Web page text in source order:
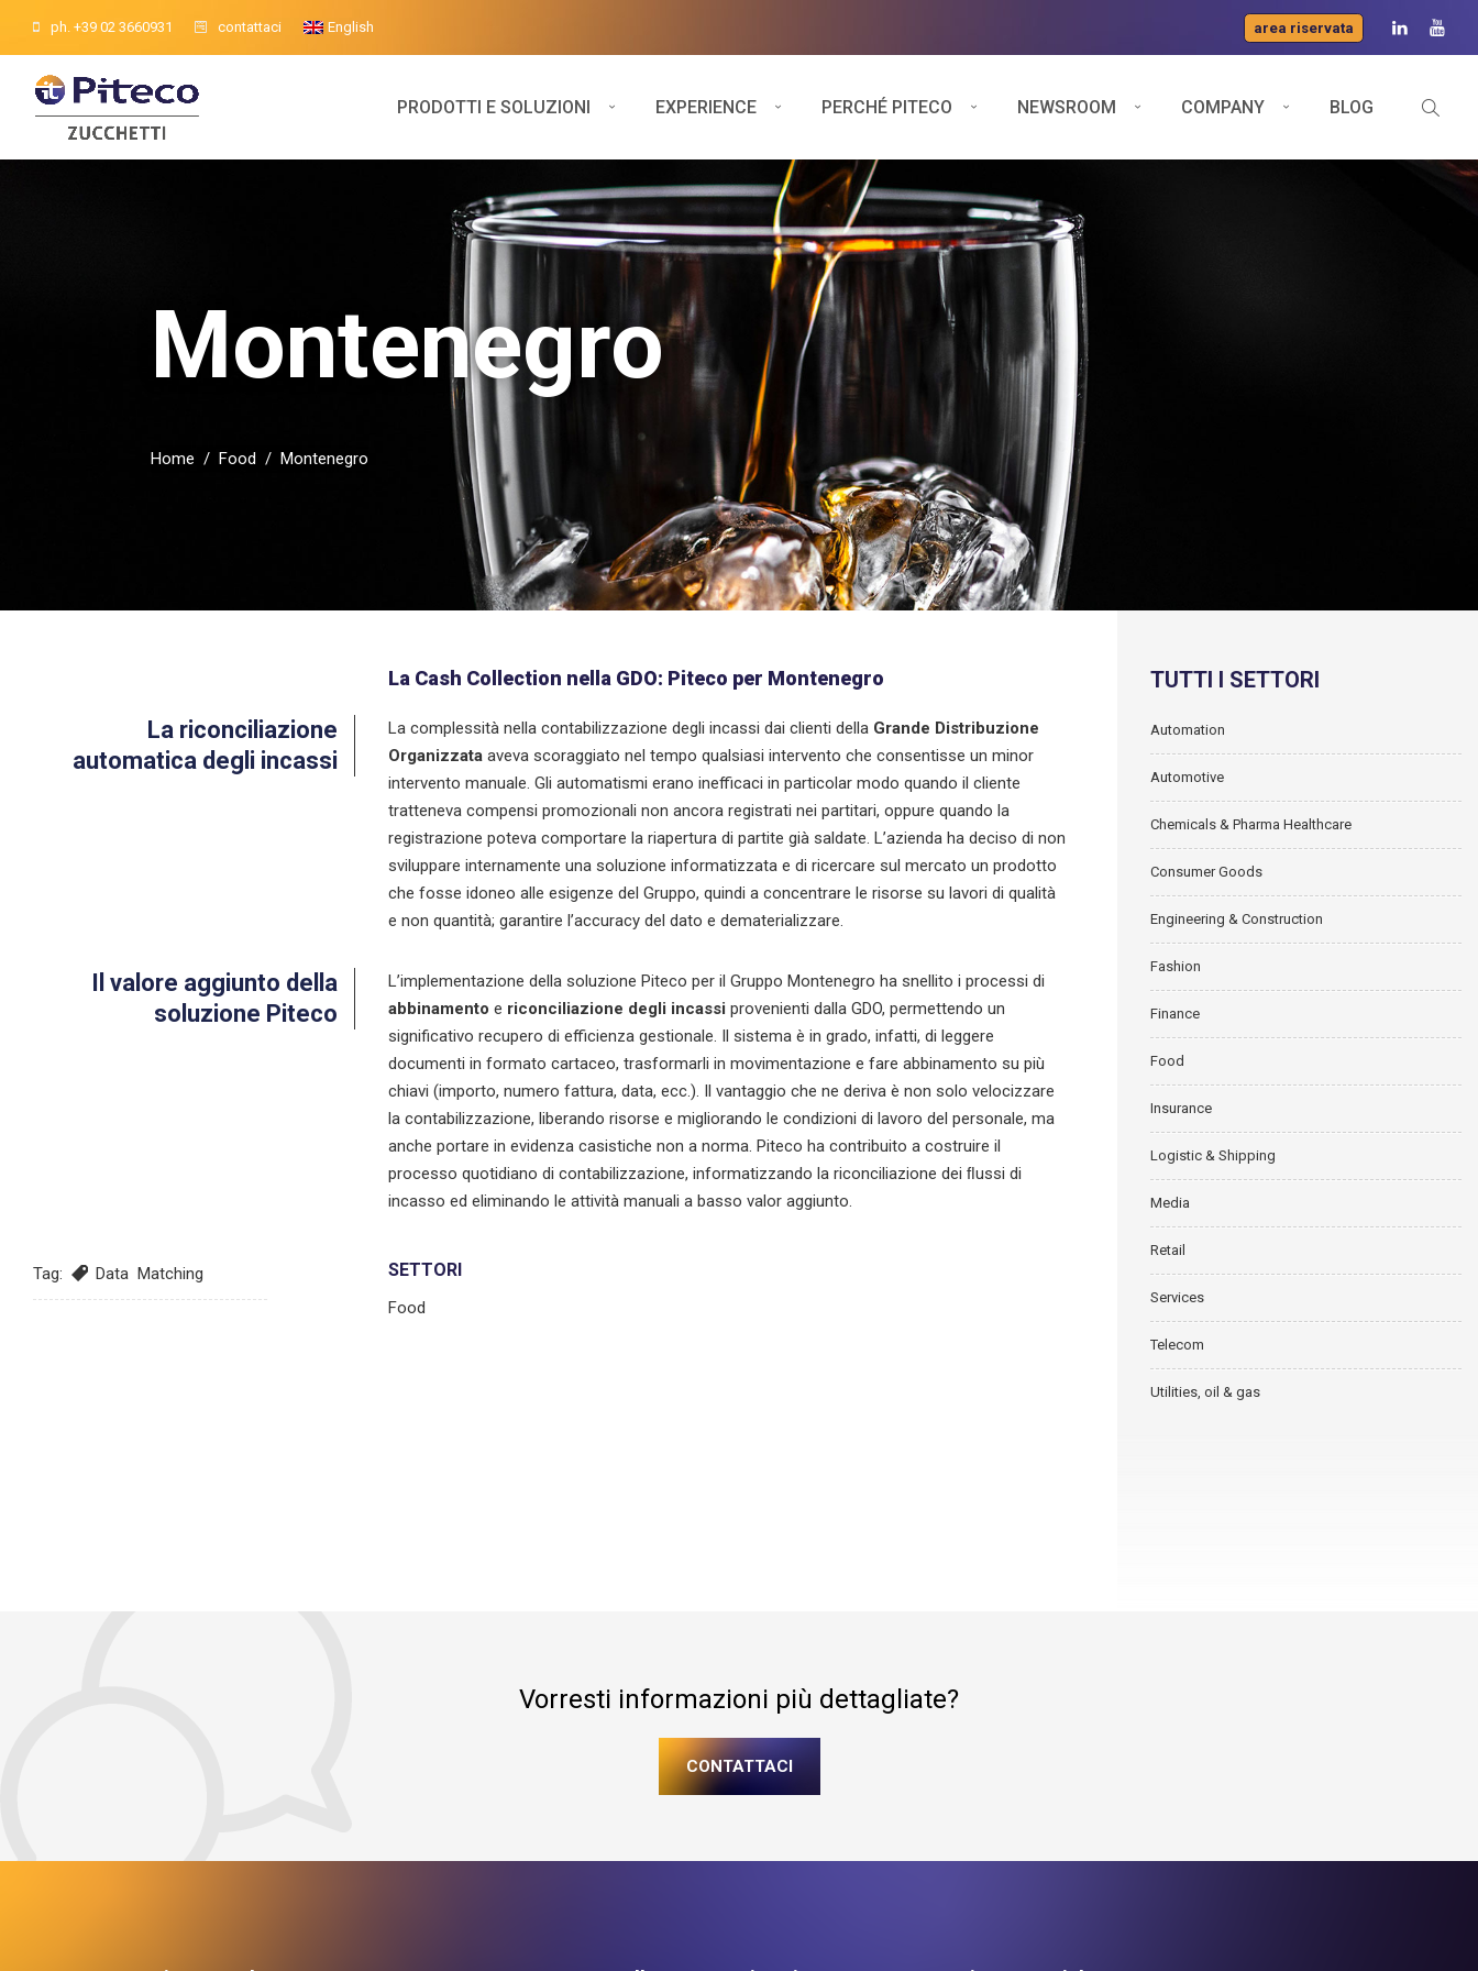
ph. +39 02 3660931 contattaci English area riservata
PRODOTTI E SOLUZIONI EXPERIENCE PERCHÉ PITECO NEWSROOM COMPANY BLOG
Montenegro
Home / Food / Montenegro
La Cash Collection nella GDO: Piteco per Montenegro
La riconciliazione
automatica degli incassi
La complessità nella contabilizzazione degli incassi dai clienti della Grande Distribuzione
Organizzata aveva scoraggiato nel tempo qualsiasi intervento che consentisse un minor
intervento manuale. Gli automatismi erano inefficaci in particolar modo quando il cliente
tratteneva compensi promozionali non ancora registrati nei partitari, oppure quando la
registrazione poteva comportare la riapertura di partite già saldate. L’azienda ha deciso di non
sviluppare internamente una soluzione informatizzata e di ricercare sul mercato un prodotto
che fosse idoneo alle esigenze del Gruppo, quindi a concentrare le risorse su lavori di qualità
e non quantità; garantire l’accuracy del dato e dematerializzare.
Il valore aggiunto della
soluzione Piteco
L’implementazione della soluzione Piteco per il Gruppo Montenegro ha snellito i processi di
abbinamento e riconciliazione degli incassi provenienti dalla GDO, permettendo un
significativo recupero di efficienza gestionale. Il sistema è in grado, infatti, di leggere
documenti in formato cartaceo, trasformarli in movimentazione e fare abbinamento su più
chiavi (importo, numero fattura, data, ecc.). Il vantaggio che ne deriva è non solo velocizzare
la contabilizzazione, liberando risorse e migliorando le condizioni di lavoro del personale, ma
anche portare in evidenza casistiche non a norma. Piteco ha contribuito a costruire il
processo quotidiano di contabilizzazione, informatizzando la riconciliazione dei ﬂussi di
incasso ed eliminando le attività manuali a basso valor aggiunto.
Tag: Data Matching SETTORI
Food
TUTTI I SETTORI
Automation
Automotive
Chemicals & Pharma Healthcare
Consumer Goods
Engineering & Construction
Fashion
Finance
Food
Insurance
Logistic & Shipping
Media
Retail
Services
Telecom
Utilities, oil & gas
Vorresti informazioni più dettagliate?
CONTATTACI